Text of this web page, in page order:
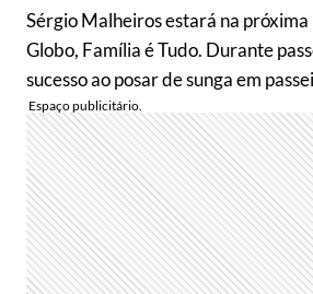
Sérgio Malheiros estará na próxima
Globo, Família é Tudo. Durante
sucesso ao posar de sunga em